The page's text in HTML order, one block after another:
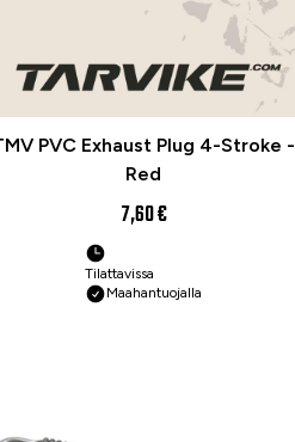
PVC Exhaust Plug 4-Stroke -
Red
7,60 €
Tilattavissa
Maahantuojalla